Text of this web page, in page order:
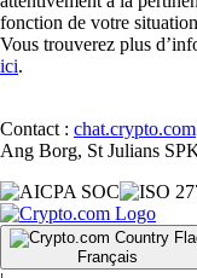
fonction de votre
Vous trouverez plus
ici.
Contact : chat.crypto.com
Ang Borg, St Julians
Français